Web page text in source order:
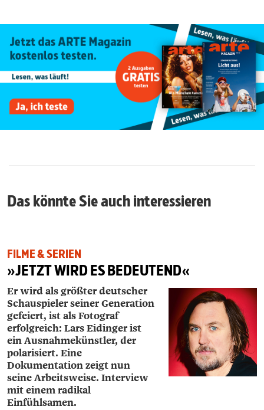
Das könnte Sie auch interessieren
FILME & SERIEN
»JETZT WIRD ES BEDEUTEND«
Er wird als größter deutscher
Schauspieler seiner Generation
gefeiert, ist als Fotograf
erfolgreich: Lars ­Eidinger ist
ein Ausnahmekünstler, der
polarisiert. Eine
Dokumentation zeigt nun
seine Arbeitsweise. Interview
mit einem radikal
Einfühlsamen.